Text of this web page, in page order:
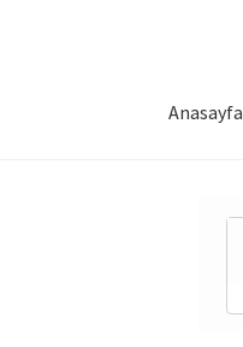
Anasayfa